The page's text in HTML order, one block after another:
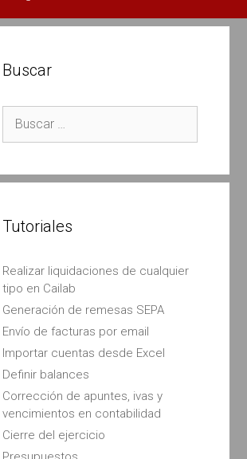
Buscar
Tutoriales
Realizar liquidaciones de cualquier
tipo en Cailab
Generación de remesas SEPA
Envío de facturas por email
Importar cuentas desde Excel
Definir balances
Corrección de apuntes, ivas y
vencimientos en contabilidad
Cierre del ejercicio